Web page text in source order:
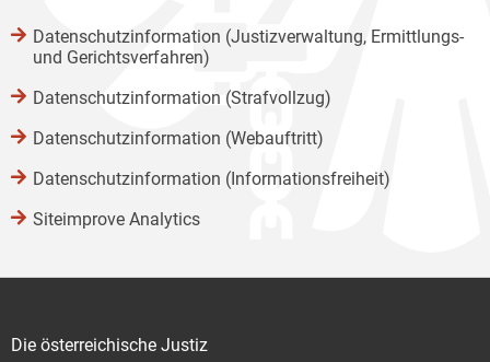
Datenschutzinformation (Justizverwaltung, Ermittlungs-
und Gerichtsverfahren)
Datenschutzinformation (Strafvollzug)
Datenschutzinformation (Webauftritt)
Datenschutzinformation (Informationsfreiheit)
Siteimprove Analytics
Die österreichische Justiz